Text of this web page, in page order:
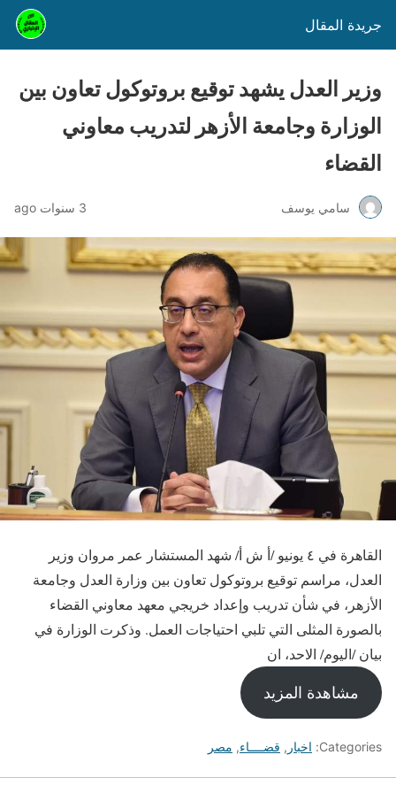
جريدة المقال
وزير العدل يشهد توقيع بروتوكول تعاون بين
الوزارة وجامعة الأزهر لتدريب معاوني
القضاء
سامي يوسف 3 سنوات ago
القاهرة في ٤ يونيو /أ ش أ/ شهد المستشار عمر مروان وزير
العدل، مراسم توقيع بروتوكول تعاون بين وزارة العدل وجامعة
الأزهر، في شأن تدريب وإعداد خريجي معهد معاوني القضاء
بالصورة المثلى التي تلبي احتياجات العمل. وذكرت الوزارة في
بيان /اليوم/ الاحد، ان
مشاهدة المزيد
Categories: اخبار , قضــــاء, مصر